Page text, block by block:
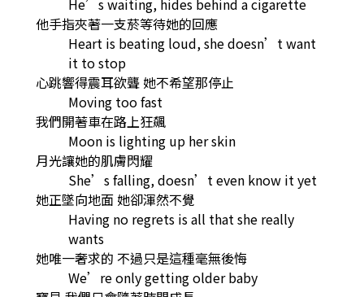
He’s waiting, hides behind a cigarette
他手指夾著一支菸等待她的回應
Heart is beating loud, she doesn’t want
it to stop
心跳響得震耳欲聾 她不希望那停止
Moving too fast
我們開著車在路上狂飆
Moon is lighting up her skin
月光讓她的肌膚閃耀
She’s falling, doesn’t even know it yet
她正墜向地面 她卻渾然不覺
Having no regrets is all that she really
wants
她唯一奢求的 不過只是這種毫無後悔
We’re only getting older baby